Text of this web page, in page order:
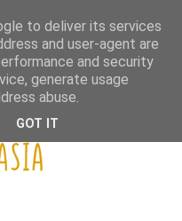
to deliver its services
and user-agent are
and security
generate usage
abuse.
GOT IT